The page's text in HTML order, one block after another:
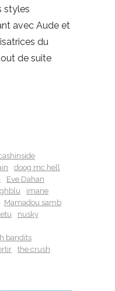
styles
avec Aude et
du
de suite
doog mc hell
Eve Dahan
imane
Mamadou samb
nusky
bandits
the crush